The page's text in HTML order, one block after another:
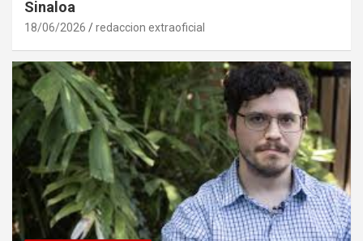
Sinaloa
18/06/2026 redaccion extraoficial